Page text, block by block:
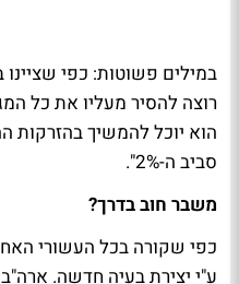
במילים פשוטות: כפי
רוצה להסיר מעליו את כל
הוא יוכל להמשיך בהזרקות
סביב ה-2%".
משבר חוב בדרך?
כפי שקורה בכל העשורי
ע"י יצירת בעיה חדשה.